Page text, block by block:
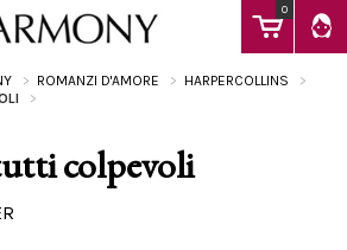
0
ROMANZI D'AMORE
HARPERCOLLINS
colpevoli